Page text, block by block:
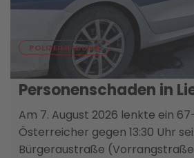
POLIZEIMELDUNG
Verkehrsunfall mit
Personenschaden in
Am 7. August 2026 lenkte ein
Österreicher gegen 13:30 Uhr
Bürgeraustraße